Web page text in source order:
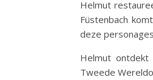
Helmut
Füstenbach
deze
Helmut
Tweede